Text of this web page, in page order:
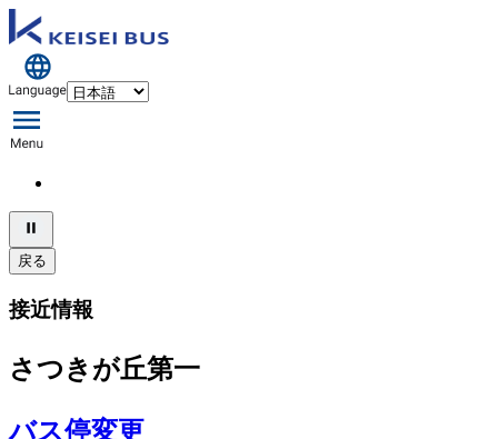
戻る
接近情報
さつきが丘第一
バス停変更